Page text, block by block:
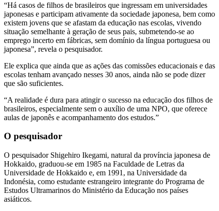
“Há casos de filhos de brasileiros que ingressam em universidades
japonesas e participam ativamente da sociedade japonesa, bem como
existem jovens que se afastam da educação nas escolas, vivendo
situação semelhante à geração de seus pais, submetendo-se ao
emprego incerto em fábricas, sem domínio da língua portuguesa ou
japonesa”, revela o pesquisador.
Ele explica que ainda que as ações das comissões educacionais e das
escolas tenham avançado nesses 30 anos, ainda não se pode dizer
que são suficientes.
“A realidade é dura para atingir o sucesso na educação dos filhos de
brasileiros, especialmente sem o auxílio de uma NPO, que oferece
aulas de japonês e acompanhamento dos estudos.”
O pesquisador
O pesquisador Shigehiro Ikegami, natural da província japonesa de
Hokkaido, graduou-se em 1985 na Faculdade de Letras da
Universidade de Hokkaido e, em 1991, na Universidade da
Indonésia, como estudante estrangeiro integrante do Programa de
Estudos Ultramarinos do Ministério da Educação nos países
asiáticos.